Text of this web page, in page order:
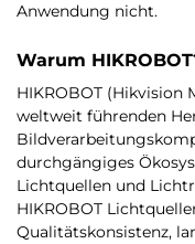
Anwendung nicht.
Warum
HIKROBOT (Hikvision
weltweit führenden
durchgängiges
Lichtquellen und
HIKROBOT
Qualitätskonsistenz,